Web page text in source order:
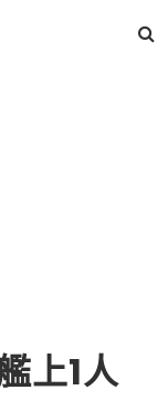
上1人